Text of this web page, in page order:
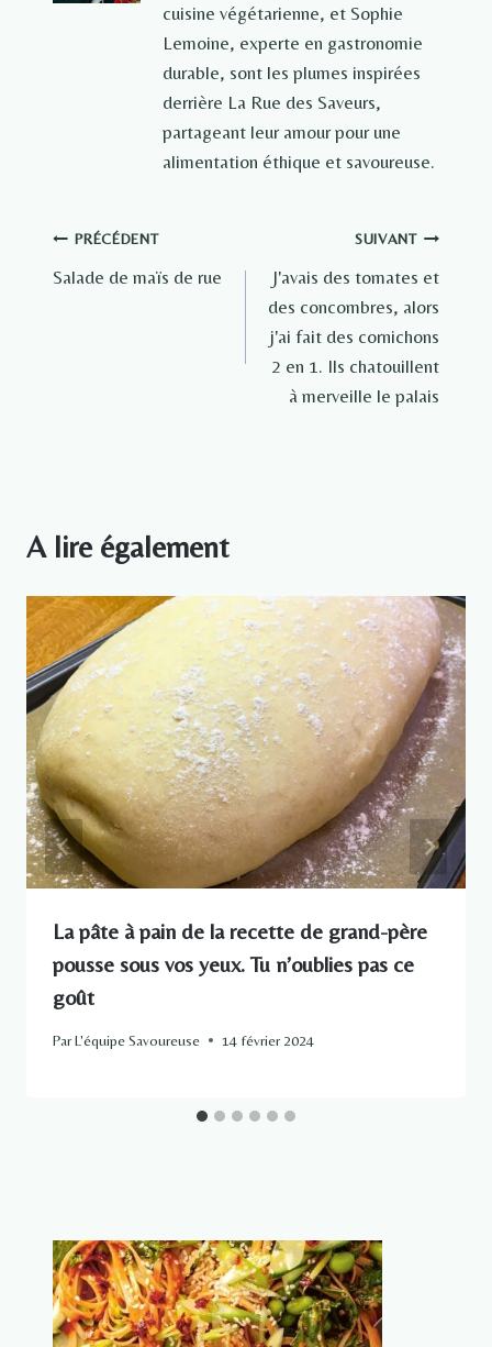
cuisine végétarienne, et Sophie
Lemoine, experte en gastronomie
durable, sont les plumes inspirées
derrière La Rue des Saveurs,
partageant leur amour pour une
alimentation éthique et savoureuse.
Navigation
de
PRÉCÉDENT
Salade de maïs de rue
SUIVANT
J'avais des tomates et
des concombres, alors
j'ai fait des cornichons
2 en 1. Ils chatouillent
à merveille le palais
A lire également
La pâte à pain de la recette de grand-père
pousse sous vos yeux. Tu n’oublies pas ce
goût
ParL'équipe Savoureuse 14 février 2024